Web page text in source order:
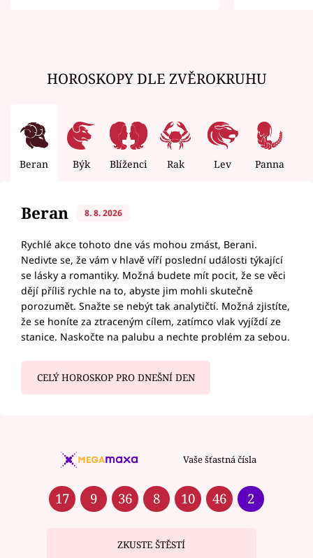
HOROSKOPY DLE ZVĚROKRUHU
Beran Býk Blíženci Rak Lev Panna
Beran 8. 8. 2026
Rychlé akce tohoto dne vás mohou zmást, Berani.
Nedivte se, že vám v hlavě víří poslední události týkající
se lásky a romantiky. Možná budete mít pocit, že se věci
dějí příliš rychle na to, abyste jim mohli skutečně
porozumět. Snažte se nebýt tak analytičtí. Možná zjistíte,
že se honíte za ztraceným cílem, zatímco vlak vyjíždí ze
stanice. Naskočte na palubu a nechte problém za sebou.
CELÝ HOROSKOP PRO DNEŠNÍ DEN
Vaše šťastná čísla
17 9 36 8 10 46 2
ZKUSTE ŠTĚSTÍ